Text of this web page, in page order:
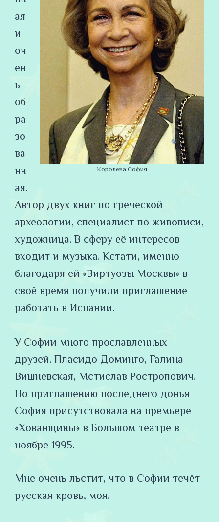
Королева София
ая
и
оч
ен
ь
об
ра
зо
ва
нн
ая.
Автор двух книг по греческой
археологии, специалист по живописи,
художница. В сферу её интересов
входит и музыка. Кстати, именно
благодаря ей «Виртуозы Москвы» в
своё время получили приглашение
работать в Испании.
У Софии много прославленных
друзей. Пласидо Доминго, Галина
Вишневская, Мстислав Ростропович.
По приглашению последнего донья
София присутствовала на премьере
«Хованщины» в Большом театре в
ноябре 1995.
Мне очень льстит, что в Софии течёт
русская кровь, моя.